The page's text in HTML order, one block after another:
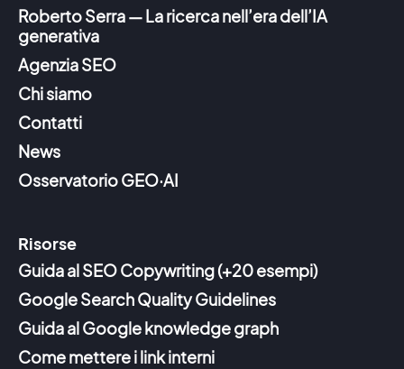
Roberto Serra — La ricerca nell’era dell’IA
generativa
Agenzia SEO
Chi siamo
Contatti
News
Osservatorio GEO·AI
Risorse
Guida al SEO Copywriting (+20 esempi)
Google Search Quality Guidelines
Guida al Google knowledge graph
Come mettere i link interni